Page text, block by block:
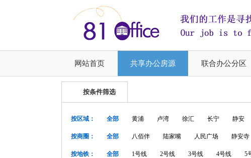
网站首页 共享办公房源 联合办公分区
按条件筛选
按区域： 全部 黄浦 卢湾 徐汇 长宁 静安
按商圈： 全部 八佰伴 陆家嘴 人民广场 静安寺
按地铁： 全部 1号线 2号线 3号线 4号线 5